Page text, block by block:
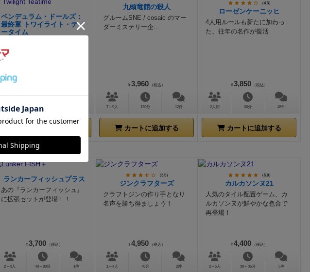
ペンデュラム・ドールズ：
最終章 トワイライト・ティ
ータイム
う、 一杯の紅茶に万感の想い
を込めて
1～4人 20～40分
九頭竜館の殺人
グルームSNE / cosaic のマー
ダーミステリー企...
¥ 3,960 （税込）
7～9人 120分 12件
カートに追加する
（4.3）
ローゼンケーニッヒ
4人用ルールも新たに加わっ
た、往年の名作が復活
¥ 3,850 （税込）
2人用 30分 45件
カートに追加する
ランカーフィッシュプラス
あの『ランカーフィッシュ』
に拡張セットが登場！！
¥ 3,700 （税込）
2～4人 40～80分 1件
（3.5）
ジンクラフターズ
クラフトジンの作り手となり
名声を勝ち得ましょう！
¥ 4,950 （税込）
1～4人 40分 2件
（5.0）
カルカソンヌ21
人気のタイル配置ゲーム、カ
ルカソンヌが鮮やかな色合で
再登場！
¥ 4,400 （税込）
2～5人 30～35分 5件